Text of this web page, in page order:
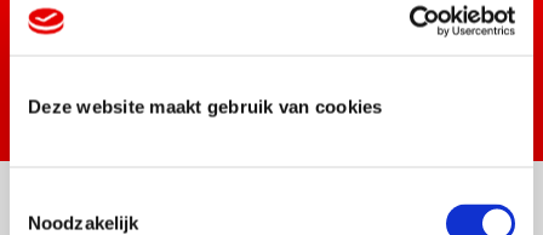
Deze website maakt gebruik van cookies
Noodzakelijk